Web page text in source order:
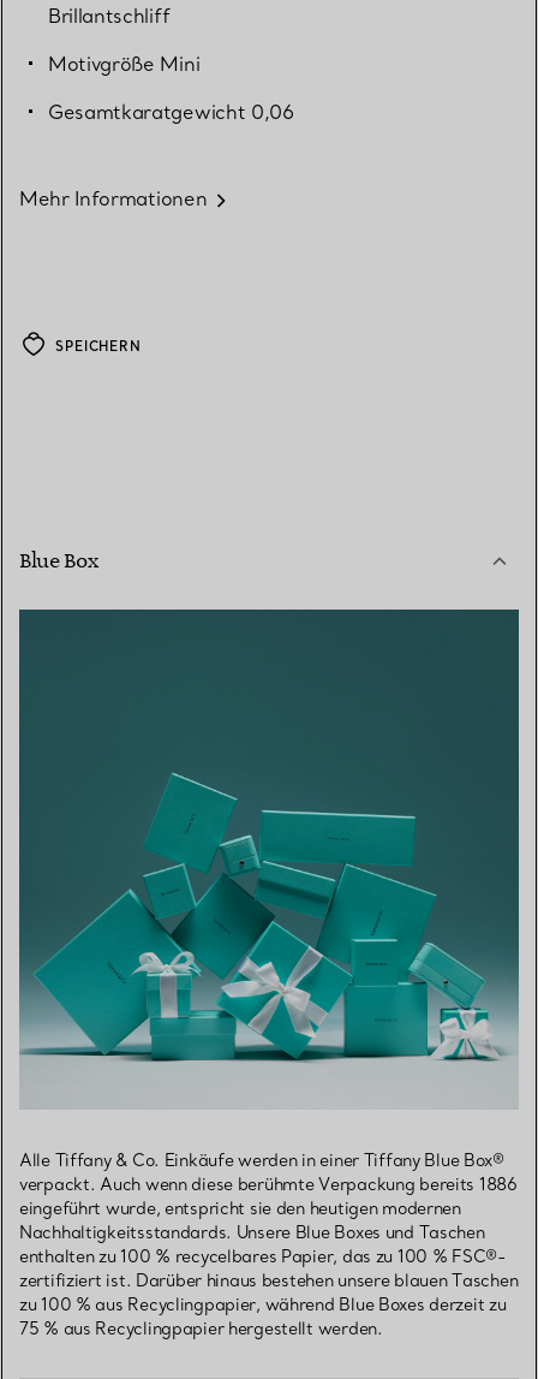
Brillantschliff
Motivgröße Mini
Gesamtkaratgewicht 0,06
Mehr Informationen
SPEICHERN
Blue Box
Alle Tiffany & Co. Einkäufe werden in einer Tiffany Blue Box®
verpackt. Auch wenn diese berühmte Verpackung bereits 1886
eingeführt wurde, entspricht sie den heutigen modernen
Nachhaltigkeitsstandards. Unsere Blue Boxes und Taschen
enthalten zu 100 % recycelbares Papier, das zu 100 % FSC®-
zertifiziert ist. Darüber hinaus bestehen unsere blauen Taschen
zu 100 % aus Recyclingpapier, während Blue Boxes derzeit zu
75 % aus Recyclingpapier hergestellt werden.